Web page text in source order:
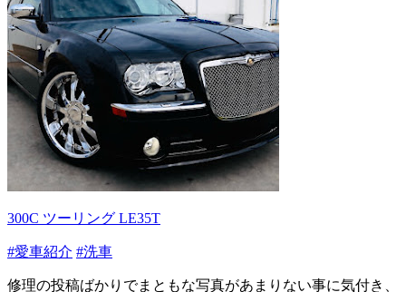
300C ツーリング LE35T
#愛車紹介 #洗車
修理の投稿ばかりでまともな写真があまりない事に気付き、